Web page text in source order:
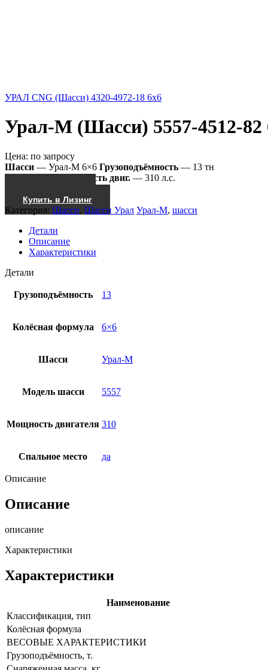
УРАЛ CNG (Шасси) 4320-4972-18 6x6
Урал-М (Шасси) 5557-4512-82
Цена: по запросу
Шасси — Урал-М 6×6 Грузоподъёмность — 13 тн
Мощность двиг. — 310 л.с.
Купить в Лизинг
Категория: Шасси, Шасси Урал Урал-М, шасси
Детали
Описание
Характеристики
Детали
Грузоподъёмность 13
Колёсная формула 6×6
Шасси Урал-М
Модель шасси 5557
Мощность двигателя 310
Спальное место да
Описание
Описание
описание
Характеристики
Характеристики
Наименование
Классификация, тип
Колёсная формула
ВЕСОВЫЕ ХАРАКТЕРИСТИКИ
Грузоподъёмность, т.